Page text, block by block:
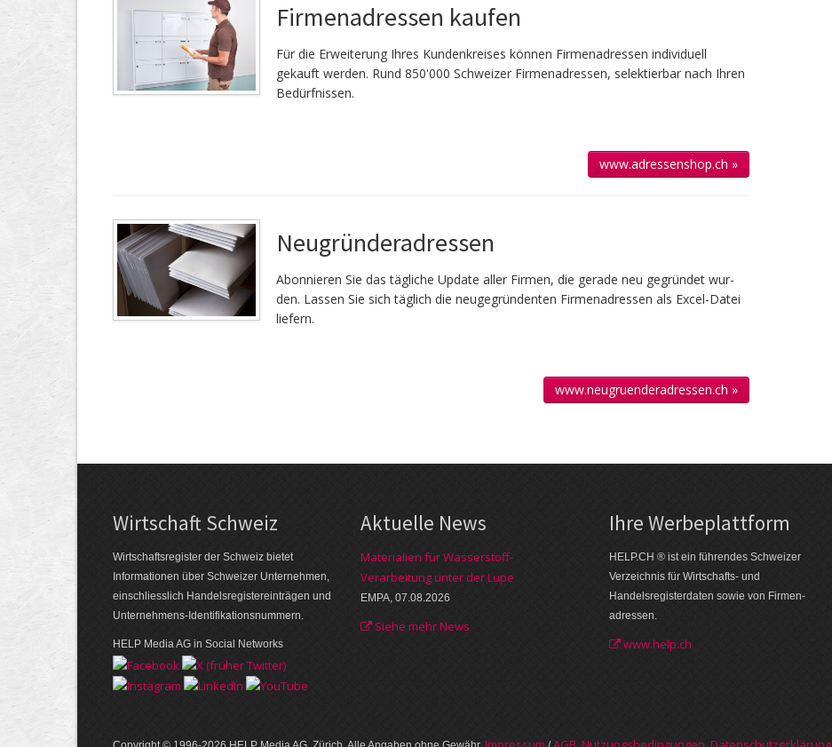
Firmenadressen kaufen
Für die Er­wei­te­rung Ihres Kun­den­kreises kön­nen Firmen­adressen individuell
gekauft werden. Rund 850'000 Schweizer Firmen­adressen, selek­tierbar nach Ihren
Bedürfnissen.
www.adressenshop.ch »
Neugründeradressen
Abonnieren Sie das täg­liche Up­date aller Firmen, die gerade neu ge­gründet wur­
den. Lassen Sie sich täglich die neu­gegründenten Firmen­adressen als Excel-Datei
liefern.
www.neugruenderadressen.ch »
Wirtschaft Schweiz
Wirtschaftsregister der Schweiz bietet
Informationen über Schweizer Unternehmen,
einschliesslich Handelsregistereinträgen und
Unternehmens-Identifikationsnummern.
HELP Media AG in Social Networks
Aktuelle News
Materialien für Wasserstoff-
Verarbeitung unter der Lupe
EMPA, 07.08.2026
Siehe mehr News
Ihre Werbe­plattform
HELP.CH ® ist ein führendes Schweizer
Verzeichnis für Wirtschafts- und
Handelsregisterdaten sowie von Firmen­
adressen.
www.help.ch